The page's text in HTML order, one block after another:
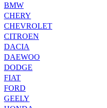
BMW
CHERY
CHEVROLET
CITROEN
DACIA
DAEWOO
DODGE
FIAT
FORD
GEELY